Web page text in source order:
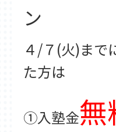
集団指導 中
ベネッセの
教室紹介
飯能教室
東松山教室
ン
４/７(火)まで
た方は
①入塾金無